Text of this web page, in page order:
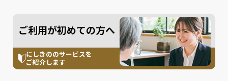
ご利用が初めての方へ
にしきののサービスを
ご紹介します